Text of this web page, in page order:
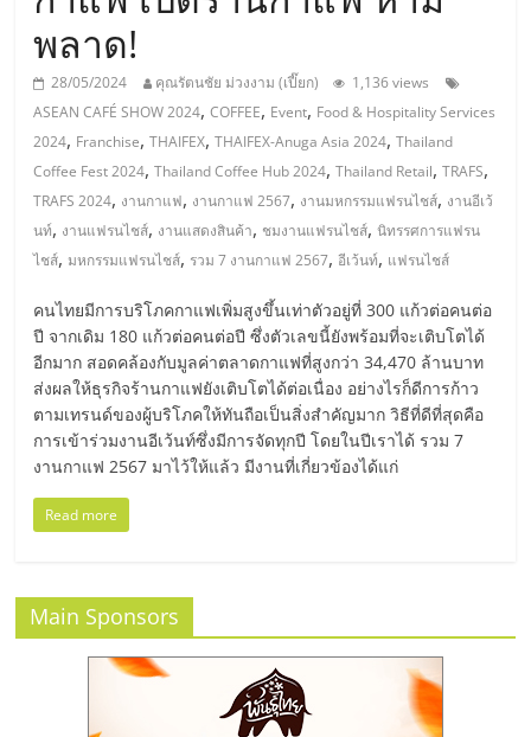
ส
เอ็
มอี
ไทย,
SMEs,
แฟ
รน
ไชส์,
ปรึกษา
พลาด!
28/05/2024 คุณรัตนชัย ม่วงงาม (เปี๊ยก)
1,136 views
ASEAN CAFÉ SHOW 2024,COFFEE, Event, Food & Hospitality Services
2024, Franchise,THAIFEX,THAIFEX-Anuga Asia 2024,Thailand
Coffee Fest 2024,Thailand Coffee Hub 2024,Thailand Retail,TRAFS,
TRAFS 2024, งานกาแฟ, งานกาแฟ 2567, งานมหกรรมแฟรนไชส์, งานอีเว้
นท์, งานแฟรนไชส์, งานแสดงสินค้า, ชมงานแฟรนไชส์,นิทรรศการแฟรน
ไชส์,มหกรรมแฟรนไชส์, รวม 7 งานกาแฟ 2567,อีเว้นท์, แฟรนไชส์
คนไทยมีการบริโภคกาแฟเพิ่มสูงขึ้นเท่าตัวอยู่ที่ 300 แก้วต่อคนต่อ
ปี จากเดิม 180 แก้วต่อคนต่อปี ซึ่งตัวเลขนี้ยังพร้อมที่จะเติบโตได้
อีกมาก สอดคล้องกับมูลค่าตลาดกาแฟที่สูงกว่า 34,470 ล้านบาท
ส่งผลให้ธุรกิจร้านกาแฟยังเติบโตได้ต่อเนื่อง อย่างไรก็ดีการก้าว
ตามเทรนด์ของผู้บริโภคให้ทันถือเป็นสิ่งสำคัญมาก วิธีที่ดีที่สุดคือ
การเข้าร่วมงานอีเว้นท์ซึ่งมีการจัดทุกปี โดยในปีเราได้ รวม 7
งานกาแฟ 2567 มาไว้ให้แล้ว มีงานที่เกี่ยวข้องได้แก่
Read more
Main Sponsors